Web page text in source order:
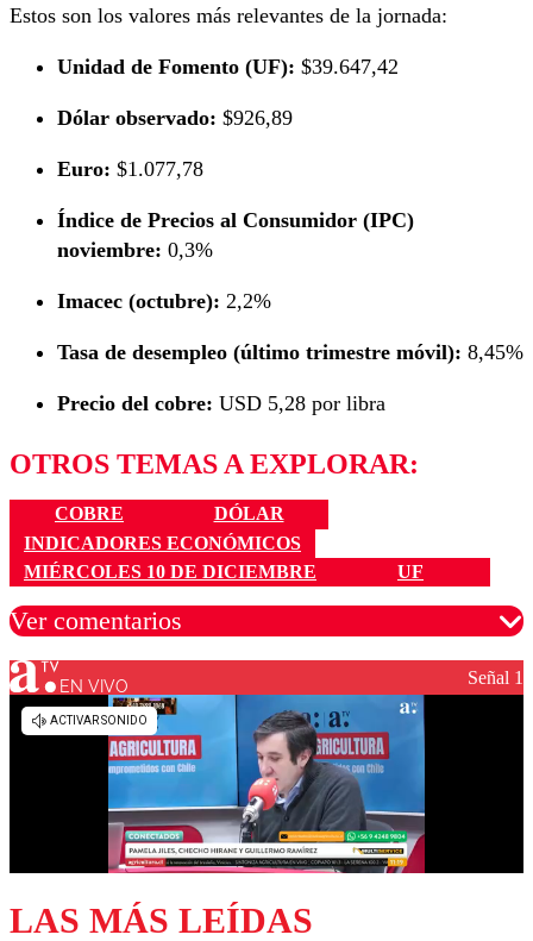
Estos son los valores más relevantes de la jornada:
Unidad de Fomento (UF): $39.647,42
Dólar observado: $926,89
Euro: $1.077,78
Índice de Precios al Consumidor (IPC)
noviembre: 0,3%
Imacec (octubre): 2,2%
Tasa de desempleo (último trimestre móvil): 8,45%
Precio del cobre: USD 5,28 por libra
OTROS TEMAS A EXPLORAR:
COBRE
DÓLAR
INDICADORES ECONÓMICOS
MIÉRCOLES 10 DE DICIEMBRE
UF
Ver comentarios
Los comentarios son moderados para garantizar un
diálogo respetuoso.
EN VIVO Señal 1
LAS MÁS LEÍDAS